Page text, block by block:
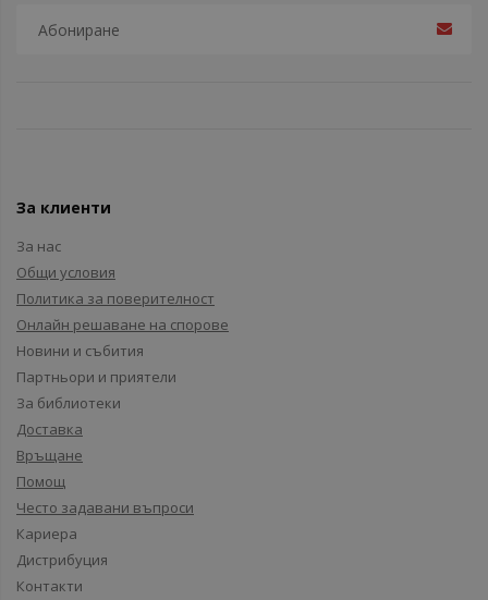
За клиенти
За нас
Общи условия
Политика за поверителност
Онлайн решаване на спорове
Новини и събития
Партньори и приятели
За библиотеки
Доставка
Връщане
Помощ
Често задавани въпроси
Кариера
Дистрибуция
Контакти